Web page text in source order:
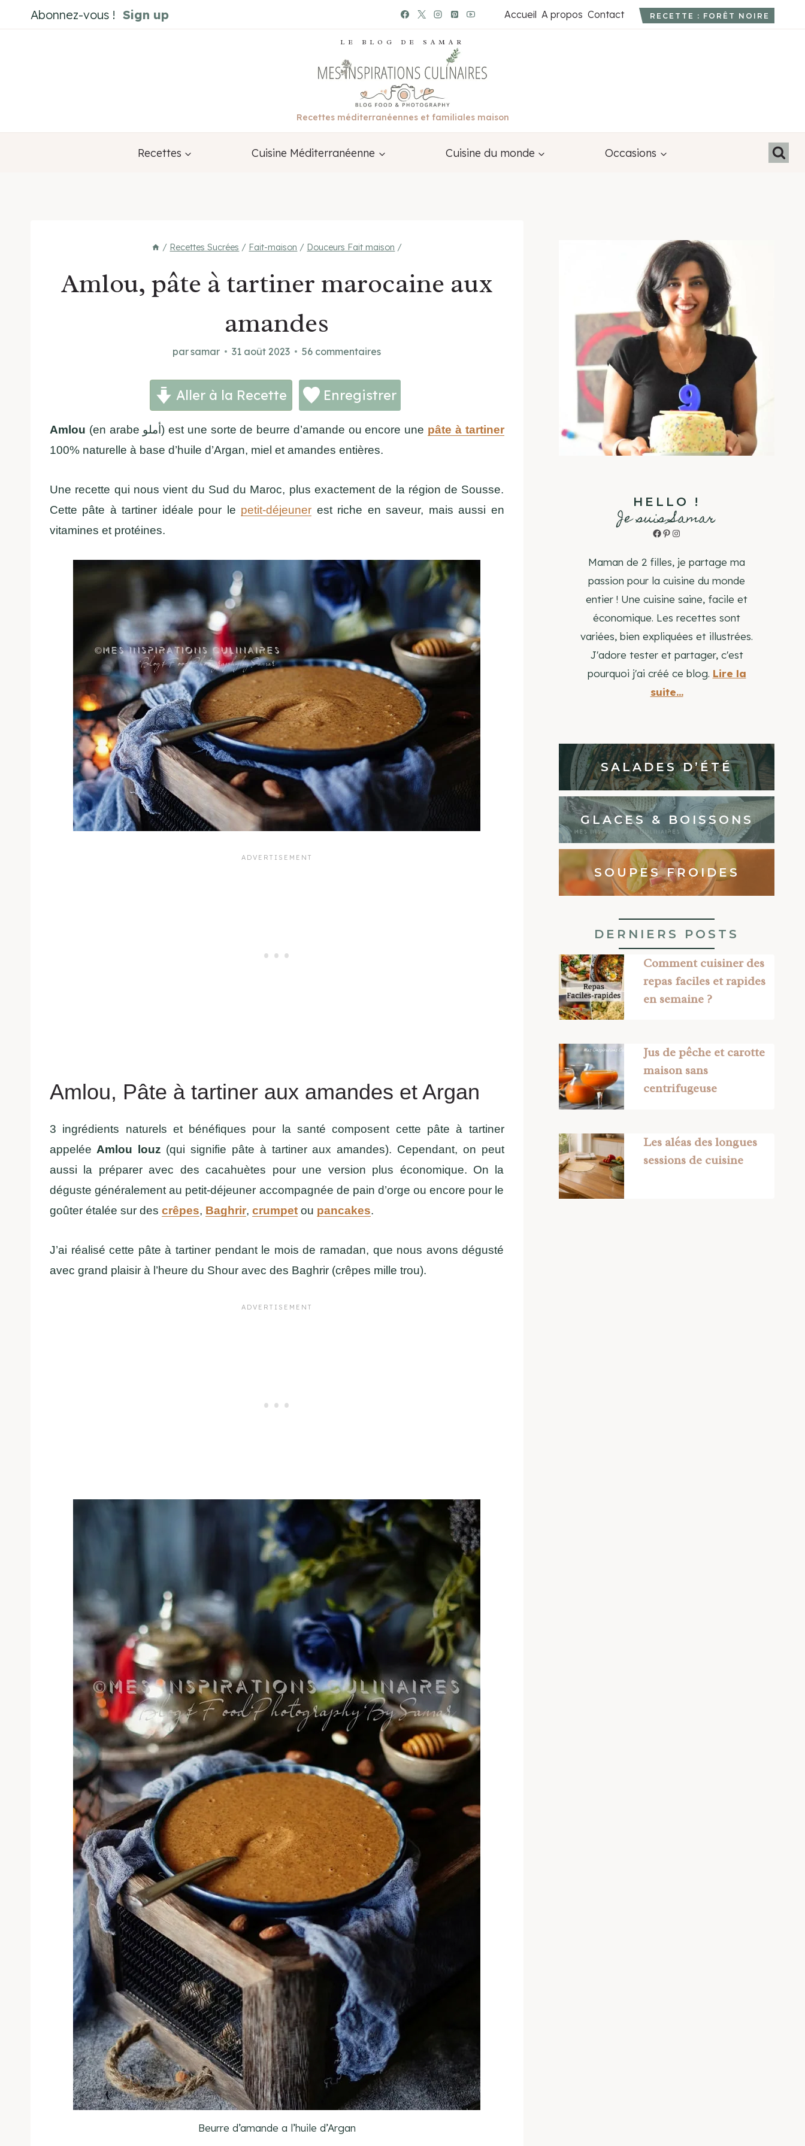
au
Abonnez-vous ! Sign up Accueil A propos Contact RECETTE : FORÊT NOIRE
LE BLOG DE SAMAR
Recettes méditerranéennes et familiales maison
Recettes Cuisine Méditerranéenne Cuisine du monde Occasions
/ Recettes Sucrées / Fait-maison / Douceurs Fait maison /
Amlou, pâte à tartiner marocaine aux
amandes
parsamar 31 août 2023 56 commentaires
Aller à la Recette Enregistrer
Amlou (en arabe أملو) est une sorte de beurre d’amande ou encore une pâte à tartiner
100% naturelle à base d’huile d’Argan, miel et amandes entières.
Une recette qui nous vient du Sud du Maroc, plus exactement de la région de Sousse.
Cette pâte à tartiner idéale pour le petit-déjeuner est riche en saveur, mais aussi en
vitamines et protéines.
Amlou, Pâte à tartiner aux amandes et Argan
3 ingrédients naturels et bénéfiques pour la santé composent cette pâte à tartiner
appelée Amlou louz (qui signifie pâte à tartiner aux amandes). Cependant, on peut
aussi la préparer avec des cacahuètes pour une version plus économique. On la
déguste généralement au petit-déjeuner accompagnée de pain d’orge ou encore pour le
goûter étalée sur des crêpes, Baghrir, crumpet ou pancakes.
J’ai réalisé cette pâte à tartiner pendant le mois de ramadan, que nous avons dégusté
avec grand plaisir à l’heure du Shour avec des Baghrir (crêpes mille trou).
Beurre d’amande a l’huile d’Argan
HELLO !
Je suis Samar
Facebook
Pinterest
Instagram
Maman de 2 filles, je partage ma
passion pour la cuisine du monde
entier ! Une cuisine saine, facile et
économique. Les recettes sont
variées, bien expliquées et illustrées.
J'adore tester et partager, c'est
pourquoi j'ai créé ce blog. Lire la
suite...
SALADES D’ÉTÉ
GLACES & BOISSONS
SOUPES FROIDES
DERNIERS POSTS
Comment cuisiner des
repas faciles et rapides
en semaine ?
Jus de pêche et carotte
maison sans
centrifugeuse
Les aléas des longues
sessions de cuisine